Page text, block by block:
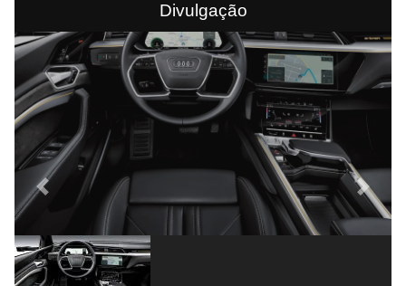
Divulgação
Previous Next